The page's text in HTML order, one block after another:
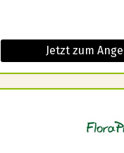
Jetzt zum